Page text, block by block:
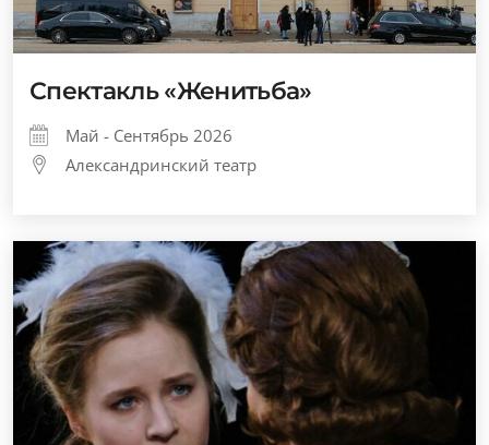
Спектакль «Женитьба»
Май - Сентябрь 2026
Александринский театр